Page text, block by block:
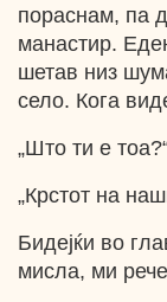
пораснам, па
манастир.
шетав низ
село. Кога
„Што ти е
„Крстот на
Бидејќи во
мисла, ми